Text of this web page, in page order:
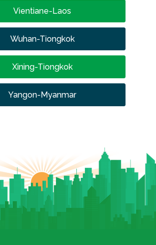
Vientiane-Laos
Wuhan-Tiongkok
Xining-Tiongkok
Yangon-Myanmar